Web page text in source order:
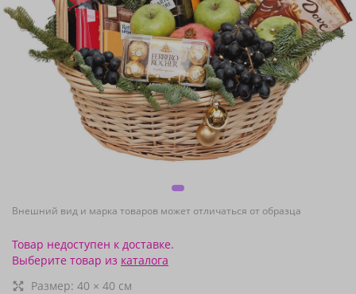
Внешний вид и марка товаров может отличаться от образца
Товар недоступен к доставке.
Выберите товар из каталога
Размер: 40 × 40 см